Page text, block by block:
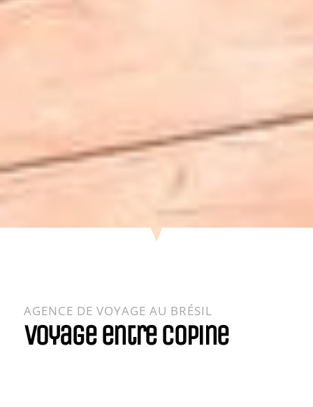
AGENCE DE VOYAGE AU BRÉSIL
voyage entre copine